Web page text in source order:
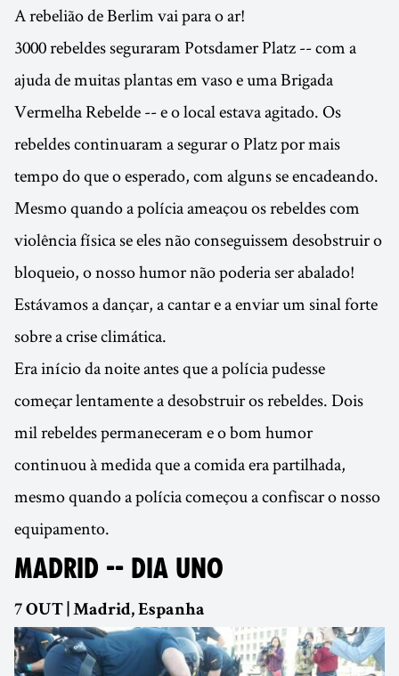
A rebelião de Berlim vai para o ar!
3000 rebeldes seguraram Potsdamer Platz -- com a
ajuda de muitas plantas em vaso e uma Brigada
Vermelha Rebelde -- e o local estava agitado. Os
rebeldes continuaram a segurar o Platz por mais
tempo do que o esperado, com alguns se encadeando.
Mesmo quando a polícia ameaçou os rebeldes com
violência física se eles não conseguissem desobstruir o
bloqueio, o nosso humor não poderia ser abalado!
Estávamos a dançar, a cantar e a enviar um sinal forte
sobre a crise climática.
Era início da noite antes que a polícia pudesse
começar lentamente a desobstruir os rebeldes. Dois
mil rebeldes permaneceram e o bom humor
continuou à medida que a comida era partilhada,
mesmo quando a polícia começou a confiscar o nosso
equipamento.
MADRID -- DIA UNO
7 OUT | Madrid, Espanha